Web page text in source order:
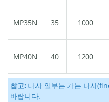
MP35N 35 1000
MP40N 40 1200
참고: 나사 일부는 가는 나사
바랍니다.